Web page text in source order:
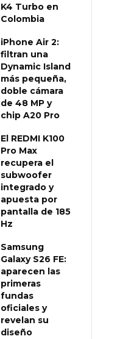
K4 Turbo en
Colombia
iPhone Air 2:
filtran una
Dynamic Island
más pequeña,
doble cámara
de 48 MP y
chip A20 Pro
El REDMI K100
Pro Max
recupera el
subwoofer
integrado y
apuesta por
pantalla de 185
Hz
Samsung
Galaxy S26 FE:
aparecen las
primeras
fundas
oficiales y
revelan su
diseño